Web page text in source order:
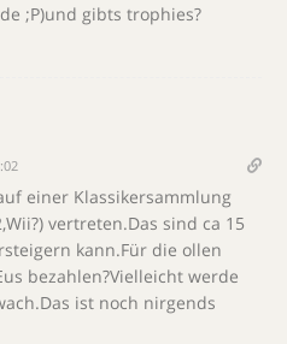
;P)und gibts trophies?
einer Klassikersammlung
vertreten.Das sind ca 15
kann.Für die ollen
bezahlen?Vielleicht werde
ist noch nirgends